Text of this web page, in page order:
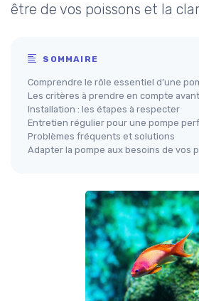
être de vos poissons et la
SOMMAIRE
Comprendre le rôle essentiel d’une
Les critères à prendre en compte avant
Installation : les étapes à respecter
Entretien régulier pour une pompe
Problèmes fréquents et solutions
Adapter la pompe aux besoins de vos